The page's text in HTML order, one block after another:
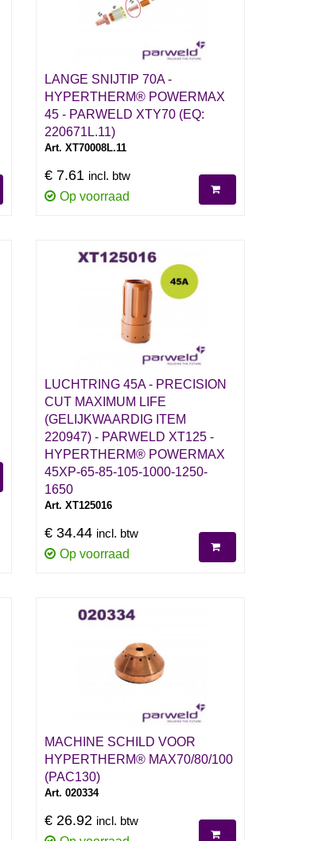
LANGE SNIJTIP 70A -
HYPERTHERM® POWERMAX
45 - PARWELD XTY70 (EQ:
220671L.11)
Art. XT70008L.11
€ 7.61 incl. btw
Op voorraad
LUCHTRING 45A - PRECISION
CUT MAXIMUM LIFE
(GELIJKWAARDIG ITEM
220947) - PARWELD XT125 -
HYPERTHERM® POWERMAX
45XP-65-85-105-1000-1250-
1650
Art. XT125016
€ 34.44 incl. btw
Op voorraad
MACHINE SCHILD VOOR
HYPERTHERM® MAX70/80/100
(PAC130)
Art. 020334
€ 26.92 incl. btw